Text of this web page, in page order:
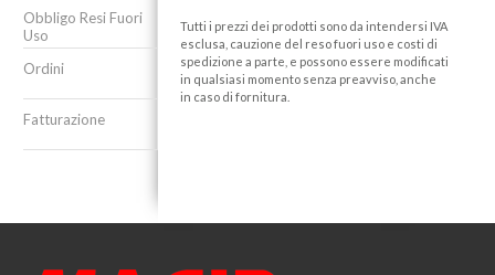
Obbligo Resi Fuori
Uso
Ordini
Fatturazione
Tutti i prezzi dei prodotti sono da intendersi IVA
esclusa, cauzione del reso fuori uso e costi di
spedizione a parte, e possono essere modificati
in qualsiasi momento senza preavviso, anche
in caso di fornitura.